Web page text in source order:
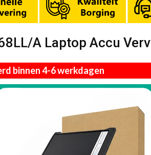
A Laptop Accu
binnen 4-6 werkdagen